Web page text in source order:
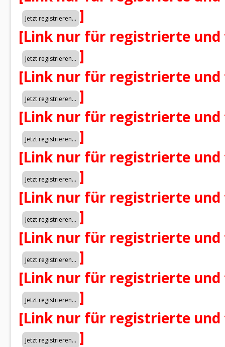
]
[Link nur für registrierte
]
[Link nur für registrierte
]
[Link nur für registrierte
]
[Link nur für registrierte
]
[Link nur für registrierte
]
[Link nur für registrierte
]
[Link nur für registrierte
]
[Link nur für registrierte
]